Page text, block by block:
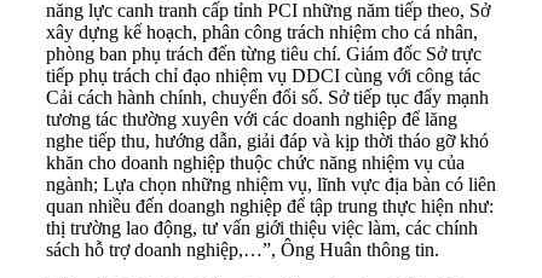
năng lực canh tranh cấp tỉnh PCI những năm tiếp theo, Sở
xây dựng kế hoạch, phân công trách nhiệm cho cá nhân,
phòng ban phụ trách đến từng tiêu chí. Giám đốc Sở trực
tiếp phụ trách chỉ đạo nhiệm vụ DDCI cùng với công tác
Cải cách hành chính, chuyển đổi số. Sở tiếp tục đẩy mạnh
tương tác thường xuyên với các doanh nghiệp để lăng
nghe tiếp thu, hướng dẫn, giải đáp và kịp thời tháo gỡ khó
khăn cho doanh nghiệp thuộc chức năng nhiệm vụ của
ngành; Lựa chọn những nhiệm vụ, lĩnh vực địa bàn có liên
quan nhiều đến doangh nghiệp để tập trung thực hiện như:
thị trường lao động, tư vấn giới thiệu việc làm, các chính
sách hỗ trợ doanh nghiệp,…”, Ông Huân thông tin.